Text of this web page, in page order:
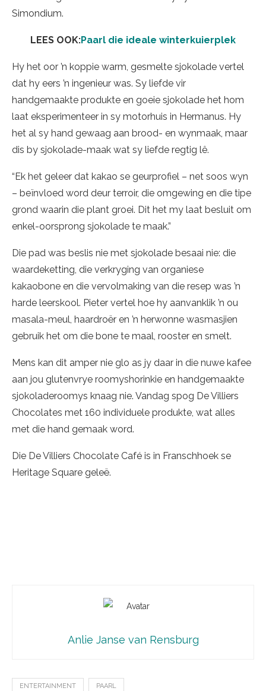
Simondium.
LEES OOK:Paarl die ideale winterkuierplek
Hy het oor ’n koppie warm, gesmelte sjokolade vertel
dat hy eers ’n ingenieur was. Sy liefde vir
handgemaakte produkte en goeie sjokolade het hom
laat eksperimenteer in sy motorhuis in Hermanus. Hy
het al sy hand gewaag aan brood- en wynmaak, maar
dis by sjokolade-maak wat sy liefde regtig lê.
“Ek het geleer dat kakao se geurprofiel – net soos wyn
– beïnvloed word deur terroir, die omgewing en die tipe
grond waarin die plant groei. Dit het my laat besluit om
enkel-oorsprong sjokolade te maak.”
Die pad was beslis nie met sjokolade besaai nie: die
waardeketting, die verkryging van organiese
kakaobone en die vervolmaking van die resep was ’n
harde leerskool. Pieter vertel hoe hy aanvanklik ’n ou
masala-meul, haardroër en ’n herwonne wasmasjien
gebruik het om die bone te maal, rooster en smelt.
Mens kan dit amper nie glo as jy daar in die nuwe kafee
aan jou glutenvrye roomyshorinkie en handgemaakte
sjokoladeroomys knaag nie. Vandag spog De Villiers
Chocolates met 160 individuele produkte, wat alles
met die hand gemaak word.
Die De Villiers Chocolate Café is in Franschhoek se
Heritage Square geleë.
Anlie Janse van Rensburg
ENTERTAINMENT PAARL